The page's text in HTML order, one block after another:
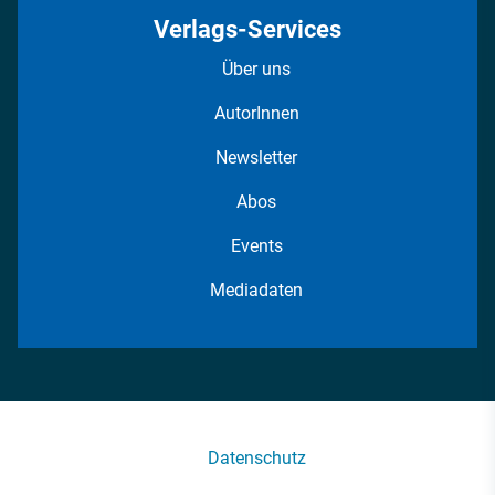
Verlags-Services
Über uns
AutorInnen
Newsletter
Abos
Events
Mediadaten
Datenschutz